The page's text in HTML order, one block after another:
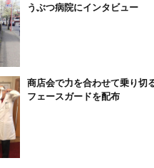
うぶつ病院にインタビュー
商店会で力を合わせて乗り切
フェースガードを配布